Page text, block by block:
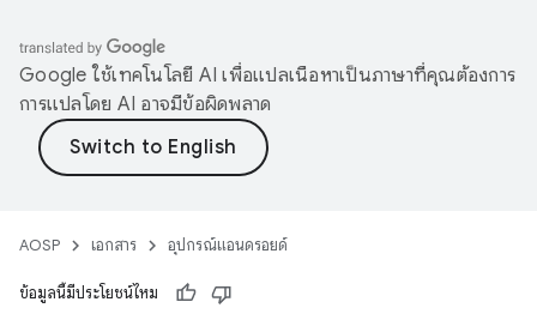
Google ใช้เทคโนโลยี AI เพื่อแปลเนื้อหาเป็นภาษาที่คุณต้องการ
การแปลโดย AI อาจมีข้อผิดพลาด
AOSP เอกสาร อุปกรณ์แอนดรอยด์
ข้อมูลนี้มีประโยชน์ไหม